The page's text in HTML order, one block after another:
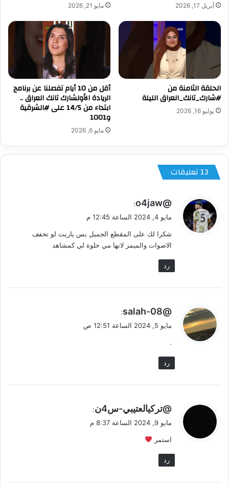
أبريل 17, 2026 مايو 21, 2026
الحلقة الثامنة من
#شارك_تانك_العراق الليلة
يوليو 16, 2026
أقل من 10 أيام تفصلنا عن برنامج
الريادة الأولشارك تانك العراق ..
ابتداء من 14/5 على #الشرقية
و1001
مايو 6, 2026
‫13 تعليقات
ي
ل
@o4jaw
:
مايو 4, 2024 الساعة 12:45 م
شكرا لك على المقطع الجميل بس ياريت لو تخفف
الاصوات والميمز لانها مي حلوة لي كمشاهد
رد
ي
ل
@salah-08
:
مايو 5, 2024 الساعة 12:51 ص
.
رد
ي
ل
@تركيالعتيبي-س4ن
:
مايو 9, 2024 الساعة 8:37 م
استمر
رد